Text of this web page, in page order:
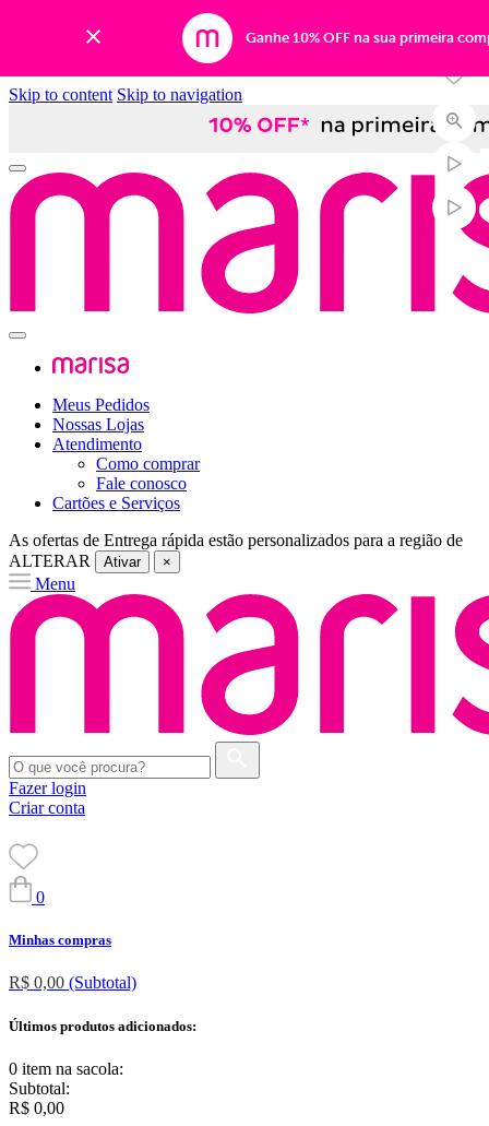
Ganhe 10% OFF na sua primeira
Skip to content Skip to navigation
Meus Pedidos
Nossas Lojas
Atendimento
Como comprar
Fale conosco
Cartões e Serviços
As ofertas de Entrega rápida estão personalizados para a região de
ALTERAR
Ativar ×
Menu
Fazer login
Criar conta
0
Minhas compras
R$ 0,00 (Subtotal)
Últimos produtos adicionados:
0 item na sacola:
Subtotal:
R$ 0,00